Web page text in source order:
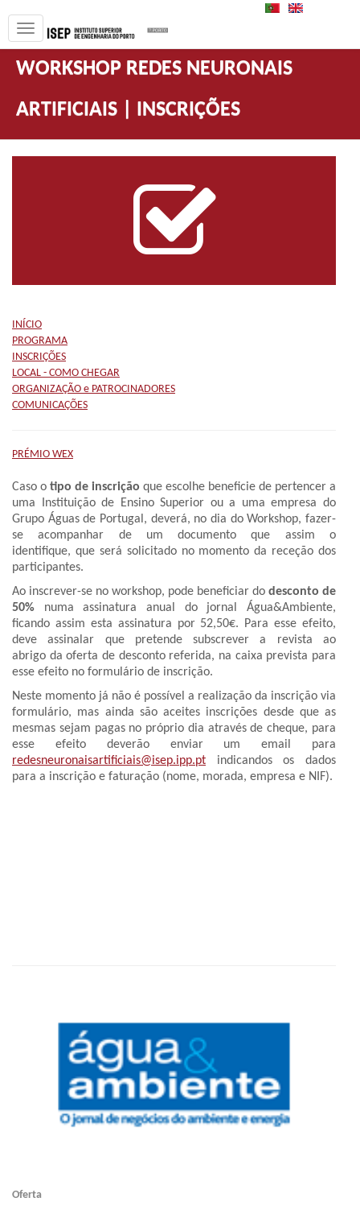
PT
WORKSHOP REDES NEURONAIS
ARTIFICIAIS | INSCRIÇÕES
INÍCIO
PROGRAMA
INSCRIÇÕES
LOCAL - COMO CHEGAR
ORGANIZAÇÃO e PATROCINADORES
COMUNICAÇÕES
PRÉMIO WEX
Caso o tipo de inscrição que escolhe beneficie de pertencer a
uma Instituição de Ensino Superior ou a uma empresa do
Grupo Águas de Portugal, deverá, no dia do Workshop, fazer-
se acompanhar de um documento que assim o
identifique, que será solicitado no momento da receção dos
participantes.
Ao inscrever-se no workshop, pode beneficiar do desconto de
50% numa assinatura anual do jornal Água&Ambiente,
ficando assim esta assinatura por 52,50€. Para esse efeito,
deve assinalar que pretende subscrever a revista ao
abrigo da oferta de desconto referida, na caixa prevista para
esse efeito no formulário de inscrição.
Neste momento já não é possível a realização da inscrição via
formulário, mas ainda são aceites inscrições desde que as
mesmas sejam pagas no próprio dia através de cheque, para
esse efeito deverão enviar um email para
redesneuronaisartificiais@isep.ipp.pt indicandos os dados
para a inscrição e faturação (nome, morada, empresa e NIF).
Oferta